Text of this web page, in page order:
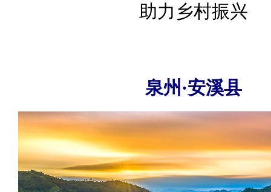
助力乡村振兴
泉州·安溪县